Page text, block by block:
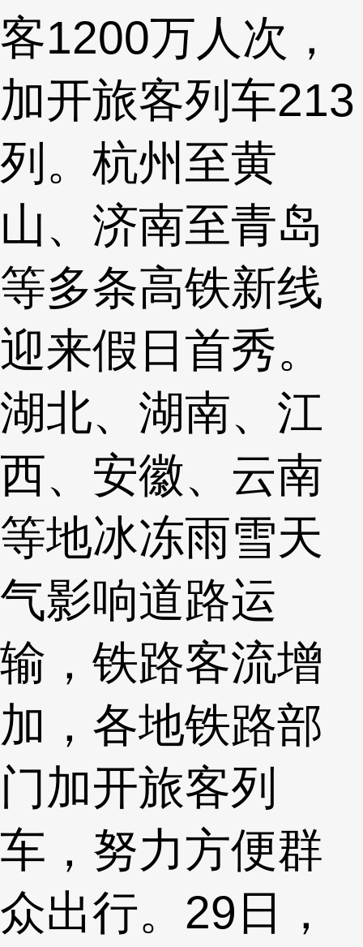
客1200万人次，
加开旅客列车213
列。杭州至黄
山、济南至青岛
等多条高铁新线
迎来假日首秀。
湖北、湖南、江
西、安徽、云南
等地冰冻雨雪天
气影响道路运
输，铁路客流增
加，各地铁路部
门加开旅客列
车，努力方便群
众出行。29日，